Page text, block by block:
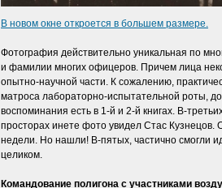
В новом окне откроется в большем размере.
Фотография действительно уникальная по
и фамилии многих офицеров. Причем лица
опытно-научной части. К сожалению,
матроса лабораторно-испытательной роты,
воспоминания есть в 1-й и 2-й книгах. В-
просторах инете фото увидел Стас
недели. Но нашли! В-пятых, частично смогли
целиком.
Командование полигона с участниками